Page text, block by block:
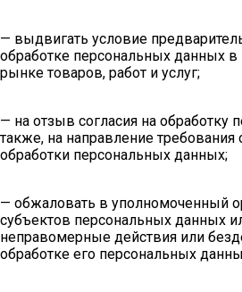
— выдвигать условие
обработке персональных данных
рынке товаров, работ и услуг;
— на отзыв согласия на обработку
также, на направление
обработки персональных данных;
— обжаловать в уполномоченный
субъектов персональных данных
неправомерные действия или
обработке его персональных